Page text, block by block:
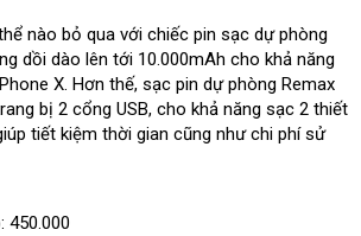
nào bỏ qua với chiếc pin sạc dự phòng
dồi dào lên tới 10.000mAh cho khả năng
X. Hơn thế, sạc pin dự phòng Remax
bị 2 cổng USB, cho khả năng sạc 2 thiết
tiết kiệm thời gian cũng như chi phí sử
450.000